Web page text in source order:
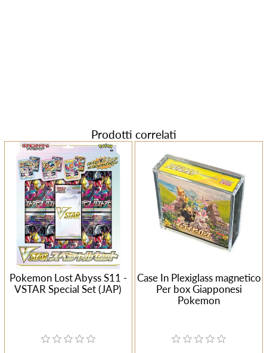
Prodotti correlati
Pokemon Lost Abyss S11 -
VSTAR Special Set (JAP)
Case In Plexiglass magnetico
Per box Giapponesi
Pokemon